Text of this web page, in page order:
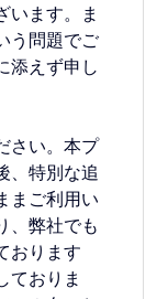
います。ま
う問題でご
添えず申し
さい。本プ
、特別な追
まご利用い
、弊社でも
おります
ておりま